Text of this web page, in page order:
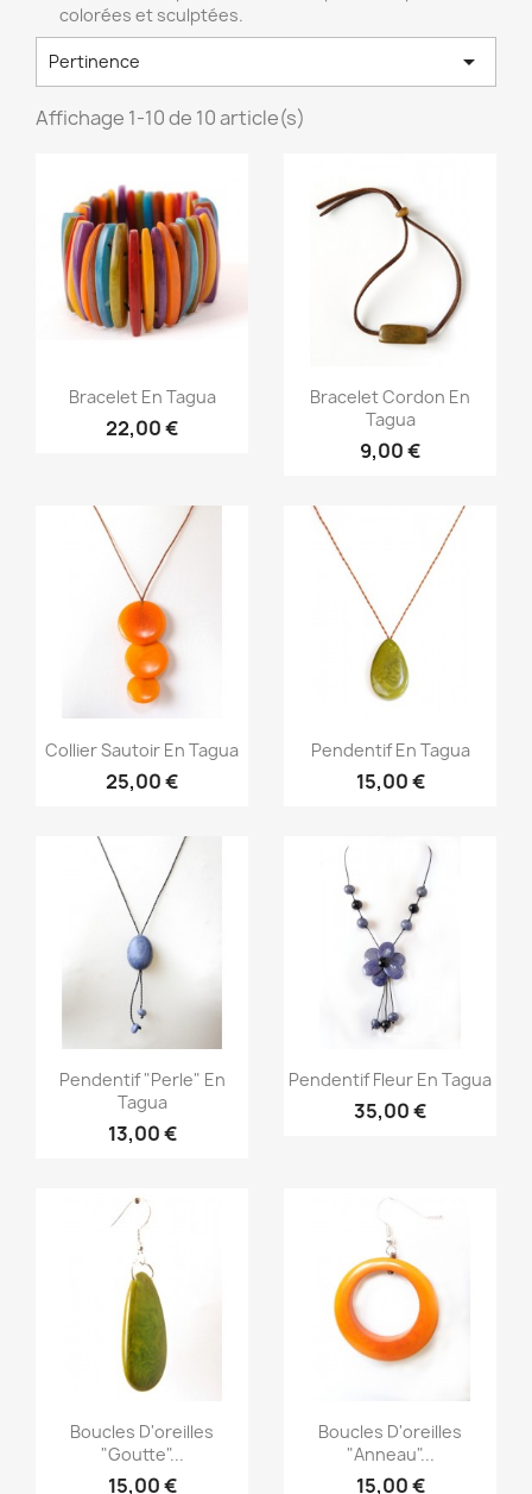
colorées et sculptées.
Pertinence 
Affichage 1-10 de 10 article(s)
Aperçu rapide
Bracelet En Tagua
22,00 €
Aperçu rapide
Bracelet Cordon En
Tagua
9,00 €
Aperçu rapide
Collier Sautoir En Tagua
25,00 €
Aperçu rapide
Pendentif En Tagua
15,00 €
Aperçu rapide
Pendentif "perle" En
Tagua
13,00 €
Aperçu rapide
Pendentif Fleur En Tagua
35,00 €
Aperçu rapide
Boucles D'oreilles
"Goutte"...
15,00 €
Aperçu rapide
Boucles D'oreilles
"Anneau"...
15,00 €